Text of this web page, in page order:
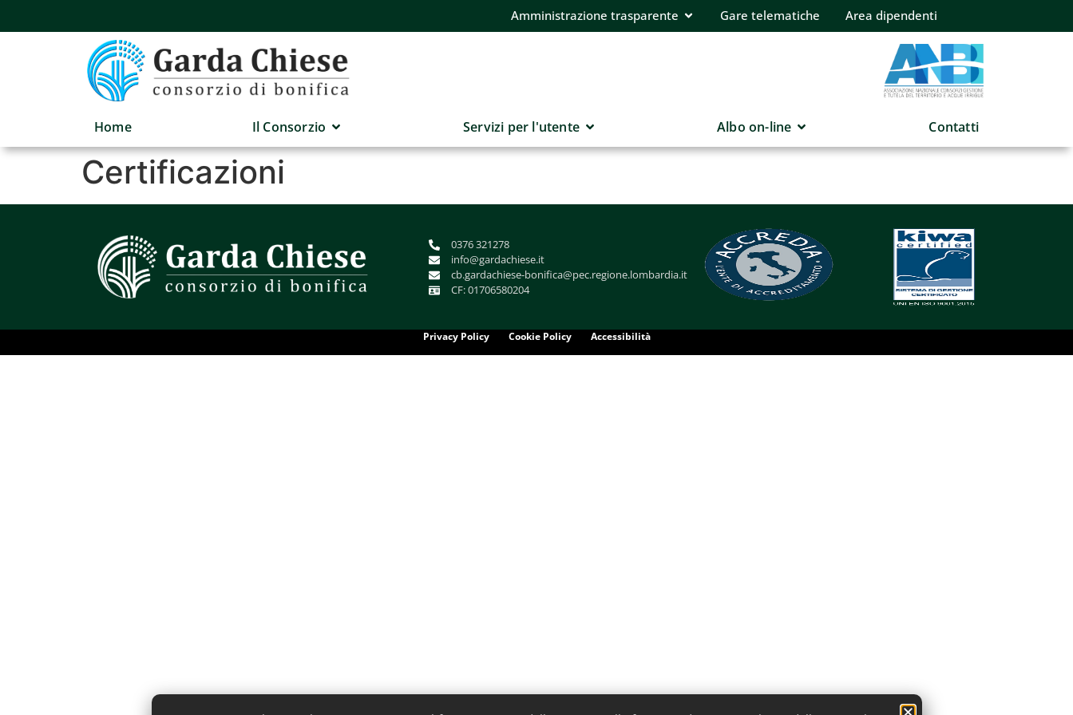
Amministrazione trasparente Gare telematiche Area dipendenti
Home Il Consorzio Servizi per l'utente Albo on-line Contatti
Certificazioni
0376 321278
info@gardachiese.it
cb.gardachiese-bonifica@pec.regione.lombardia.it
CF: 01706580204
Privacy Policy Cookie Policy Accessibilità